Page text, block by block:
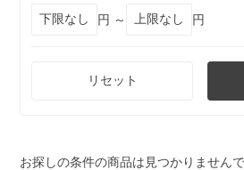
円 ～
円
リセット
お探しの条件の商品は見つかりません